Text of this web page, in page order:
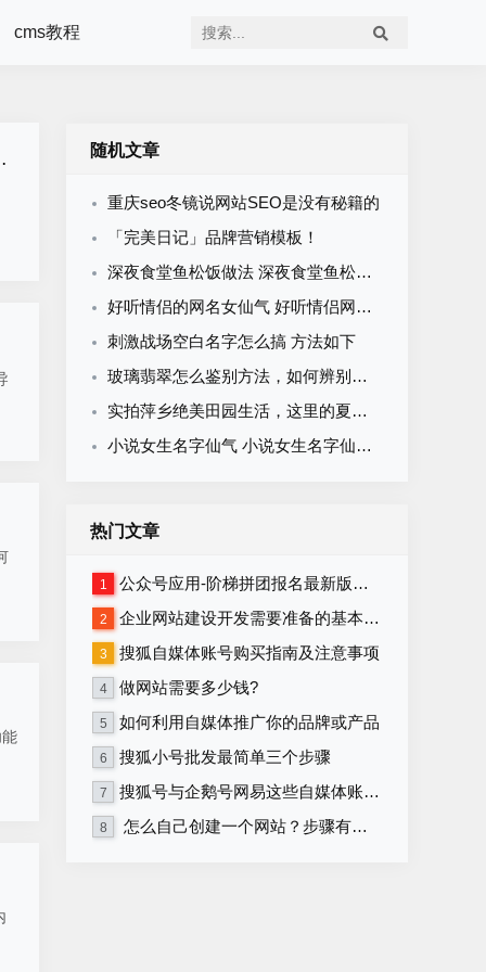
cms教程
随机文章
重庆seo冬镜说网站SEO是没有秘籍的
「完美日记」品牌营销模板！
深夜食堂鱼松饭做法 深夜食堂鱼松饭怎么做
好听情侣的网名女仙气 好听情侣网名 仙气
刺激战场空白名字怎么搞 方法如下
玻璃翡翠怎么鉴别方法，如何辨别翡翠和玻璃制品
实拍萍乡绝美田园生活，这里的夏季是一场做不完的梦，超适合旅居
小说女生名字仙气 小说女生名字仙气四字
热门文章
1 公众号应用-阶梯拼团报名最新版本源码程序
2 企业网站建设开发需要准备的基本资料
3 搜狐自媒体账号购买指南及注意事项
4 做网站需要多少钱?
5 如何利用自媒体推广你的品牌或产品
6 搜狐小号批发最简单三个步骤
7 搜狐号与企鹅号网易这些自媒体账号在哪里购买？
8 怎么自己创建一个网站？步骤有哪些？